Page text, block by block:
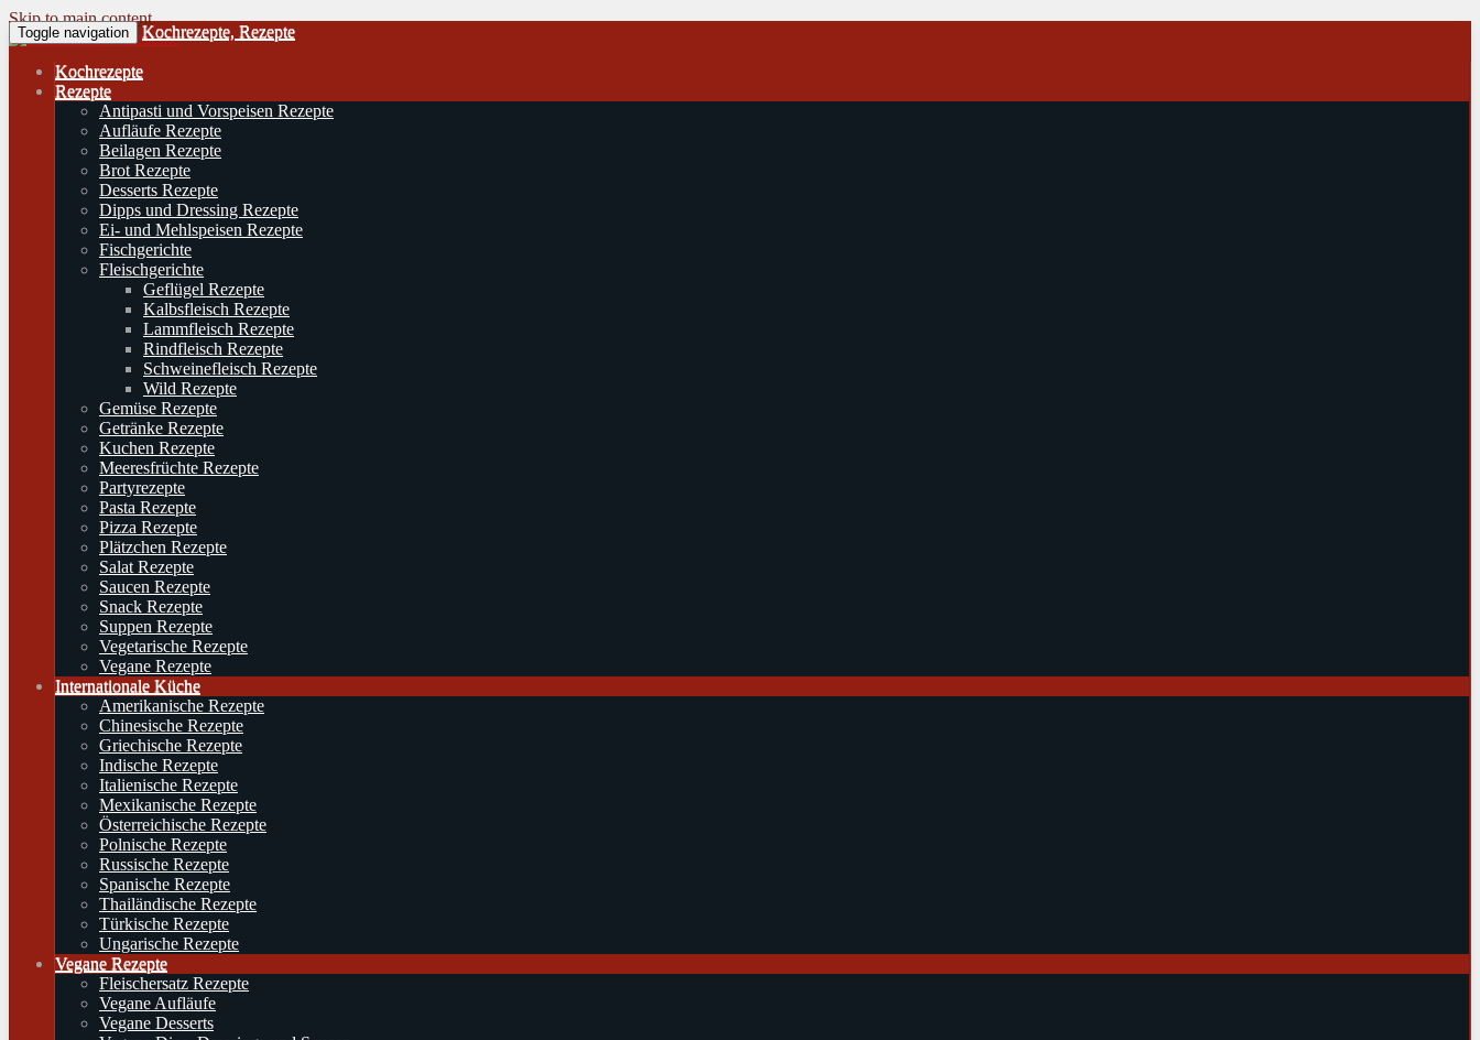
Skip to main content
Toggle navigation Kochrezepte, Rezepte
Kochrezepte
Rezepte
Antipasti und Vorspeisen Rezepte
Aufläufe Rezepte
Beilagen Rezepte
Brot Rezepte
Desserts Rezepte
Dipps und Dressing Rezepte
Ei- und Mehlspeisen Rezepte
Fischgerichte
Fleischgerichte
Geflügel Rezepte
Kalbsfleisch Rezepte
Lammfleisch Rezepte
Rindfleisch Rezepte
Schweinefleisch Rezepte
Wild Rezepte
Gemüse Rezepte
Getränke Rezepte
Kuchen Rezepte
Meeresfrüchte Rezepte
Partyrezepte
Pasta Rezepte
Pizza Rezepte
Plätzchen Rezepte
Salat Rezepte
Saucen Rezepte
Snack Rezepte
Suppen Rezepte
Vegetarische Rezepte
Vegane Rezepte
Internationale Küche
Amerikanische Rezepte
Chinesische Rezepte
Griechische Rezepte
Indische Rezepte
Italienische Rezepte
Mexikanische Rezepte
Österreichische Rezepte
Polnische Rezepte
Russische Rezepte
Spanische Rezepte
Thailändische Rezepte
Türkische Rezepte
Ungarische Rezepte
Vegane Rezepte
Fleischersatz Rezepte
Vegane Aufläufe
Vegane Desserts